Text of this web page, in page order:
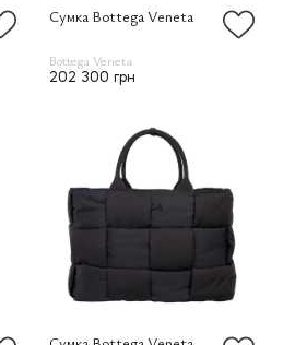
Сумка Bottega Veneta
Bottega Veneta
202 300 грн